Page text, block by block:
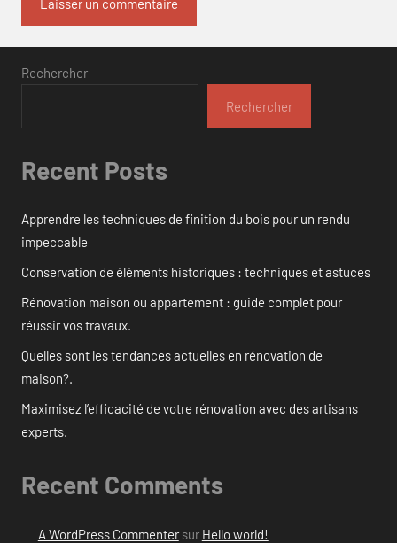
Rechercher
Rechercher
Recent Posts
Apprendre les techniques de finition du bois pour un rendu
impeccable
Conservation de éléments historiques : techniques et astuces
Rénovation maison ou appartement : guide complet pour
réussir vos travaux.
Quelles sont les tendances actuelles en rénovation de
maison?.
Maximisez l’efficacité de votre rénovation avec des artisans
experts.
Recent Comments
A WordPress Commentersur Hello world!